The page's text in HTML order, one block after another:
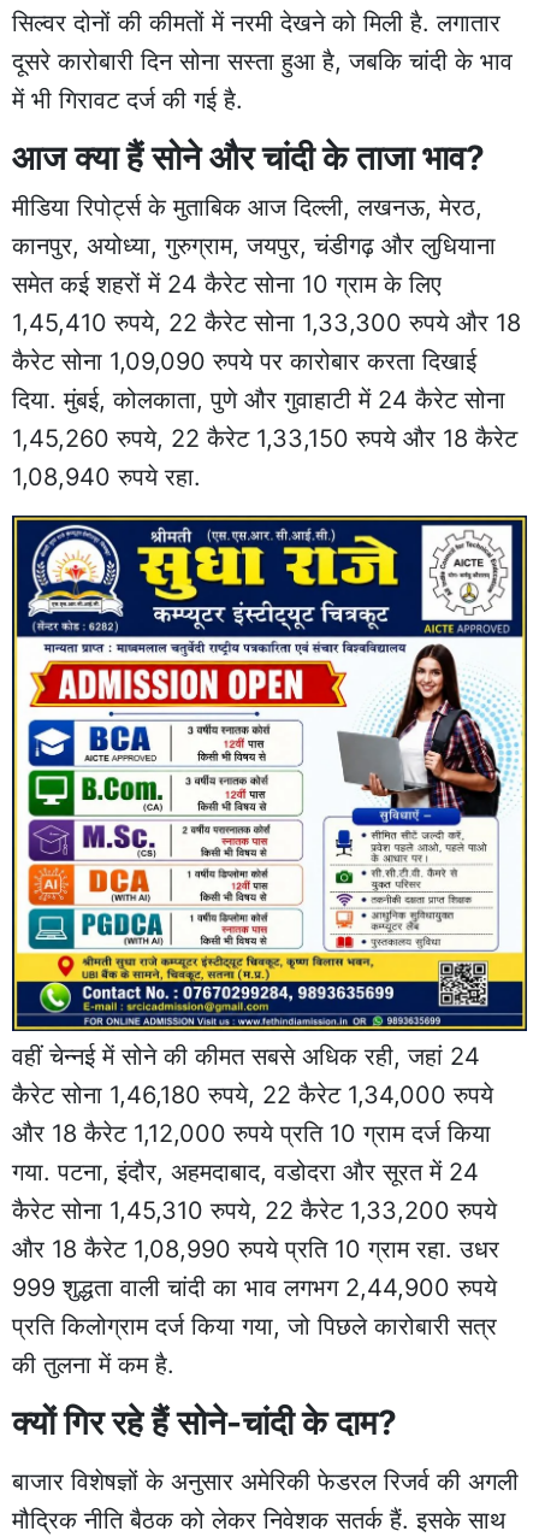
सिल्वर दोनों की कीमतों में नरमी देखने को मिली है. लगातार
दूसरे कारोबारी दिन सोना सस्ता हुआ है, जबकि चांदी के भाव
में भी गिरावट दर्ज की गई है.
आज क्या हैं सोने और चांदी के ताजा भाव?
मीडिया रिपोर्ट्स के मुताबिक आज दिल्ली, लखनऊ, मेरठ,
कानपुर, अयोध्या, गुरुग्राम, जयपुर, चंडीगढ़ और लुधियाना
समेत कई शहरों में 24 कैरेट सोना 10 ग्राम के लिए
1,45,410 रुपये, 22 कैरेट सोना 1,33,300 रुपये और 18
कैरेट सोना 1,09,090 रुपये पर कारोबार करता दिखाई
दिया. मुंबई, कोलकाता, पुणे और गुवाहाटी में 24 कैरेट सोना
1,45,260 रुपये, 22 कैरेट 1,33,150 रुपये और 18 कैरेट
1,08,940 रुपये रहा.
वहीं चेन्नई में सोने की कीमत सबसे अधिक रही, जहां 24
कैरेट सोना 1,46,180 रुपये, 22 कैरेट 1,34,000 रुपये
और 18 कैरेट 1,12,000 रुपये प्रति 10 ग्राम दर्ज किया
गया. पटना, इंदौर, अहमदाबाद, वडोदरा और सूरत में 24
कैरेट सोना 1,45,310 रुपये, 22 कैरेट 1,33,200 रुपये
और 18 कैरेट 1,08,990 रुपये प्रति 10 ग्राम रहा. उधर
999 शुद्धता वाली चांदी का भाव लगभग 2,44,900 रुपये
प्रति किलोग्राम दर्ज किया गया, जो पिछले कारोबारी सत्र
की तुलना में कम है.
क्यों गिर रहे हैं सोने-चांदी के दाम?
बाजार विशेषज्ञों के अनुसार अमेरिकी फेडरल रिजर्व की अगली
मौद्रिक नीति बैठक को लेकर निवेशक सतर्क हैं. इसके साथ